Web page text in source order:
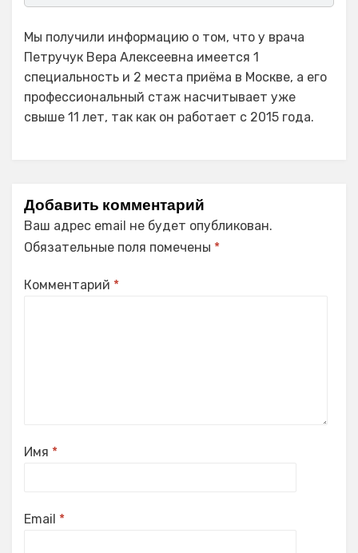
Мы получили информацию о том, что у врача
Петручук Вера Алексеевна имеется 1
специальность и 2 места приёма в Москве, а его
профессиональный стаж насчитывает уже
свыше 11 лет, так как он работает с 2015 года.
Добавить комментарий
Ваш адрес email не будет опубликован.
Обязательные поля помечены *
Комментарий *
Имя *
Email *